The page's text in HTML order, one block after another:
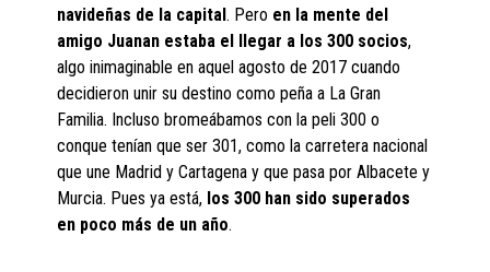
navideñas de la capital. Pero en la mente del
amigo Juanan estaba el llegar a los 300 socios,
algo inimaginable en aquel agosto de 2017 cuando
decidieron unir su destino como peña a La Gran
Familia. Incluso bromeábamos con la peli 300 o
conque tenían que ser 301, como la carretera nacional
que une Madrid y Cartagena y que pasa por Albacete y
Murcia. Pues ya está, los 300 han sido superados
en poco más de un año.